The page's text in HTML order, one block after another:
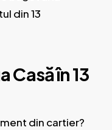
din 13
Casă în 13
din cartier?